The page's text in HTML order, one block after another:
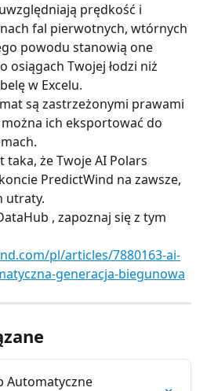
prędkość i
fal pierwotnych, wtórnych
powodu stanowią one
osiągach Twojej łodzi niż
w Excelu.
są zastrzeżonymi prawami
ich eksportować do
że ​​Twoje AI Polars
PredictWind na zawsze,
utraty.
, zapoznaj się z tym
pl/articles/7880163-ai-
generacja-biegunowa
Automatyczne